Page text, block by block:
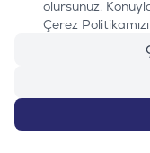
bizi takip edin:
Instagram
Youtube
TiktokFacebook
Linkedin
www.evinemama.com
olursunuz.
Çerez